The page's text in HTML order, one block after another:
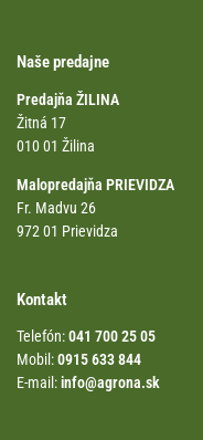
Naše predajne
Predajňa ŽILINA
Žitná 17
010 01 Žilina
Malopredajňa PRIEVIDZA
Fr. Madvu 26
972 01 Prievidza
Kontakt
Telefón:041 700 25 05
Mobil:0915 633 844
E-mail:info@agrona.sk